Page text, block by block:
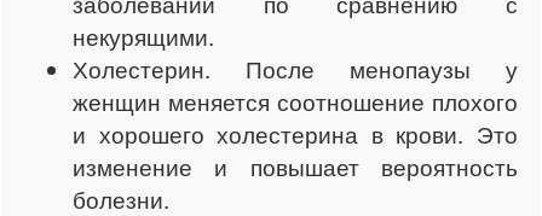
некурящими.
Холестерин. После менопаузы у
женщин меняется соотношение плохого
и хорошего холестерина в крови. Это
изменение и повышает вероятность
болезни.